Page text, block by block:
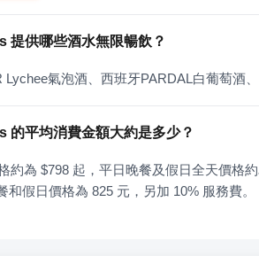
提供哪些酒水無限暢飲？
Lychee氣泡酒、西班牙PARDAL白葡萄酒
的平均消費金額大約是多少？
約為 $798 起，平日晚餐及假日全天價格
和假日價格為 825 元，另加 10% 服務費。